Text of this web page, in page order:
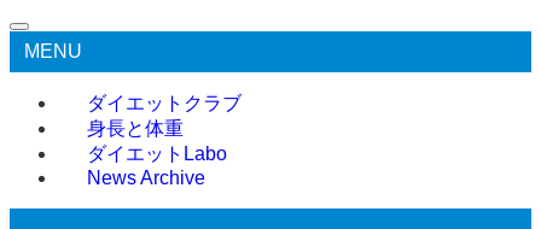
MENU
ダイエットクラブ
身長と体重
ダイエットLabo
News Archive